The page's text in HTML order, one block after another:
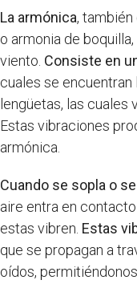
La armónica,
o armonia de
viento. Consiste en
cuales se
lengüetas, las cuales
Estas vibraciones
armónica.
Cuando se sopla o
aire entra en
estas vibren. Estas
que se propagan a
oídos,